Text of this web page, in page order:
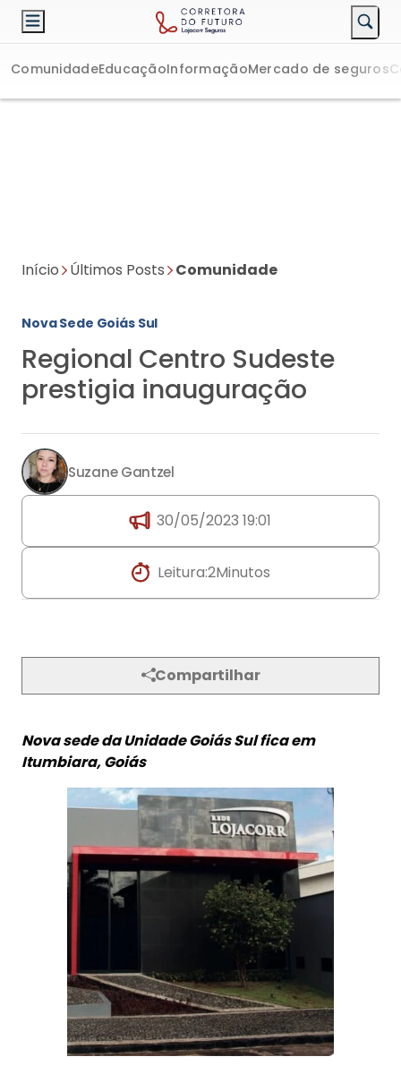
ComunidadeEducaçãoInformaçãoMercado de seguros
prestigia inauguração
Suzane Gantzel
30/05/2023 19:01
Compartilhar
O destaque da Regional Centro Sudeste da Rede
Lojacorr no primeiro trimestre do ano foi a
inauguração danova Sede da Unidade Goiás Sul,
que agora passou a funcionar em imóvel próprio,
mais amplo e moderno, especialmente
arquitetado para o funcionamento de uma